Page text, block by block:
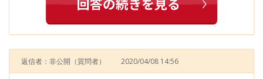
返信者：非公開 （質問者） 2020/04/08 14:56